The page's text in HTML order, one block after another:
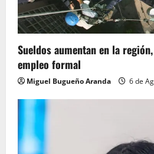
Sueldos aumentan en la
empleo formal
Miguel Bugueño Aranda 6 de